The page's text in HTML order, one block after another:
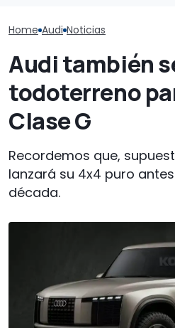
Home Audi Noticias
Audi también
todoterreno
Clase G
Recordemos que,
lanzará su 4x4 puro
década.